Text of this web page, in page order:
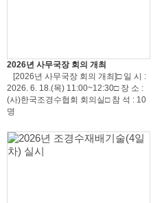
2026년 사무국장 회의 개최
[2026년 사무국장 회의 개최]□ 일 시 :
2026. 6. 18.(목) 11:00~12:30□ 장 소 :
(사)한국조경수협회 회의실□ 참 석 : 10
명